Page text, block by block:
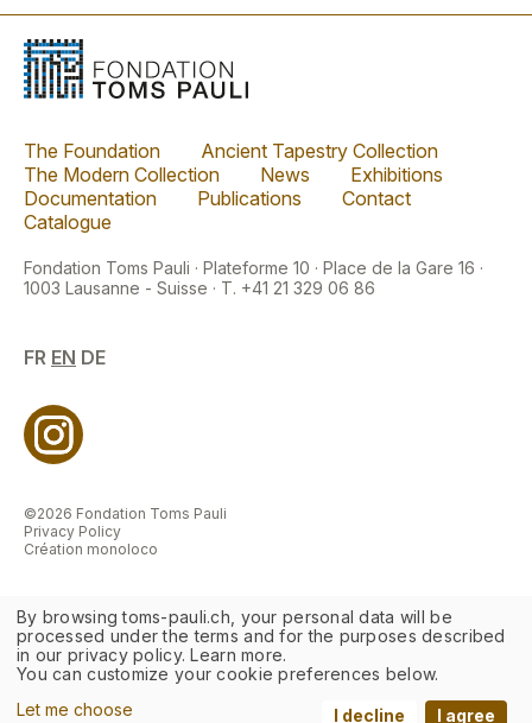
The Foundation
Ancient Tapestry Collection
The Modern Collection
News
Exhibitions
Documentation
Publications
Contact
Catalogue
Fondation Toms Pauli · Plateforme 10 · Place de la Gare 16 ·
1003 Lausanne - Suisse · T. +41 21 329 06 86
FR EN DE
©2026 Fondation Toms Pauli
Privacy Policy
Création monoloco
By browsing toms-pauli.ch, your personal data will be
processed under the terms and for the purposes described
in our privacy policy. Learn more.
You can customize your cookie preferences below.
Let me choose
I decline I agree